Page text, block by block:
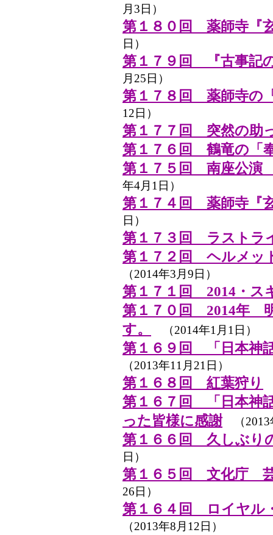
月3日）
第１８０回 薬師寺『
日）
第１７９回 『古事記
月25日）
第１７８回 薬師寺の
12日）
第１７７回 突然の助
第１７６回 鶴竜の「
第１７５回 南座公演
年4月1日）
第１７４回 薬師寺『
日）
第１７３回 ラストラ
第１７２回 ヘルメッ
（2014年3月9日）
第１７１回 2014・ス
第１７０回 2014年
す。
（2014年1月1日）
第１６９回 「日本神
（2013年11月21日）
第１６８回 紅葉狩り
第１６７回 「日本神
った皆様に感謝（2013
第１６６回 久しぶり
日）
第１６５回 文化庁
26日）
第１６４回 ロイヤル
（2013年8月12日）